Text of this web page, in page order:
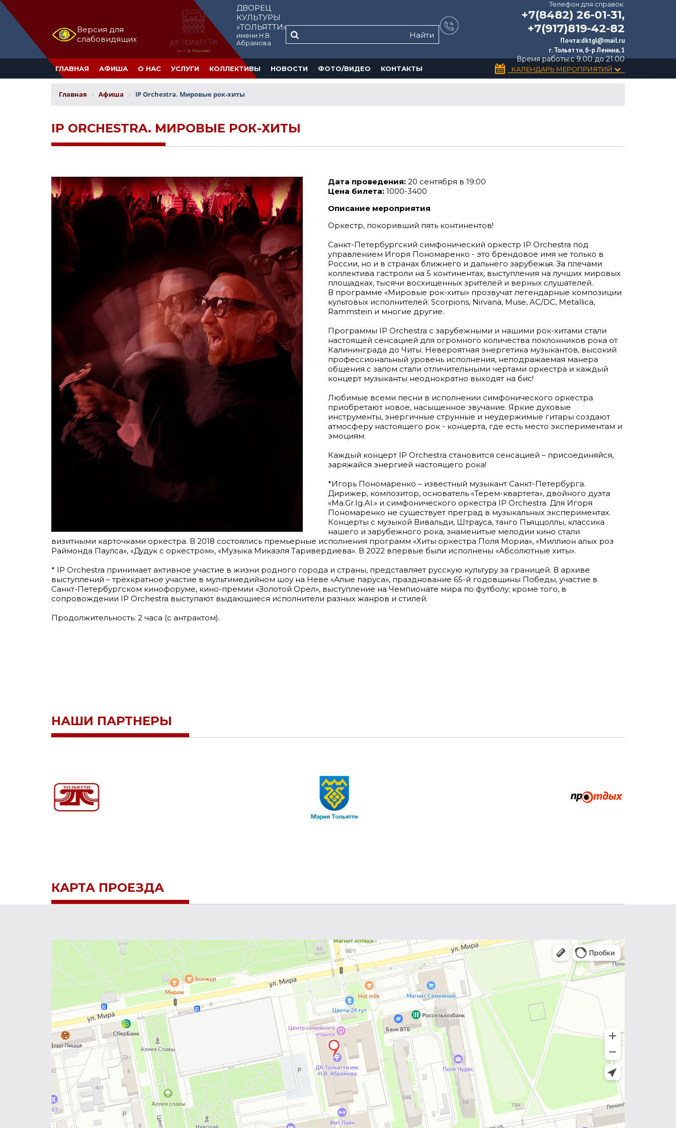
Версия для
слабовидящих
ДВОРЕЦ
КУЛЬТУРЫ
«ТОЛЬЯТТИ»
имени Н.В.
Абрамова
Найти
Телефон для справок:
+7(8482) 26-01-31,
+7(917)819-42-82
Почта:dktgl@mail.ru
г. Тольятти, б-р Ленина, 1
Время работы:с 9.00 до 21.00
ГЛАВНАЯ АФИША О НАС УСЛУГИ КОЛЛЕКТИВЫ НОВОСТИ ФОТО/ВИДЕО КОНТАКТЫ КАЛЕНДАРЬ МЕРОПРИЯТИЙ
Главная Афиша IP Orchestra. Мировые рок-хиты
IP ORCHESTRA. МИРОВЫЕ РОК-ХИТЫ
Дата проведения: 20 сентября в 19:00
Цена билета: 1000-3400
Описание мероприятия
Оркестр, покоривший пять континентов!
Санкт-Петербургский симфонический оркестр IP Orchestra под
управлением Игоря Пономаренко - это брендовое имя не только в
России, но и в странах ближнего и дальнего зарубежья. За плечами
коллектива гастроли на 5 континентах, выступления на лучших мировых
площадках, тысячи восхищенных зрителей и верных слушателей.
В программе «Мировые рок-хиты» прозвучат легендарные композиции
культовых исполнителей: Scorpions, Nirvana, Muse, AC/DC, Metallica,
Rammstein и многие другие.
Программы IP Orchestra с зарубежными и нашими рок-хитами стали
настоящей сенсацией для огромного количества поклонников рока от
Калининграда до Читы. Невероятная энергетика музыкантов, высокий
профессиональный уровень исполнения, неподражаемая манера
общения с залом стали отличительными чертами оркестра и каждый
концерт музыканты неоднократно выходят на бис!
Любимые всеми песни в исполнении симфонического оркестра
приобретают новое, насыщенное звучание. Яркие духовые
инструменты, энергичные струнные и неудержимые гитары создают
атмосферу настоящего рок - концерта, где есть место экспериментам и
эмоциям.
Каждый концерт IP Orchestra становится сенсацией – присоединяйся,
заряжайся энергией настоящего рока!
*Игорь Пономаренко – известный музыкант Санкт-Петербурга.
Дирижер, композитор, основатель «Терем-квартета», двойного дуэта
«Ма.Gr.Ig.Al.» и симфонического оркестра IP Orchestra. Для Игоря
Пономаренко не существует преград в музыкальных экспериментах.
Концерты с музыкой Вивальди, Штрауса, танго Пьяццоллы, классика
нашего и зарубежного рока, знаменитые мелодии кино стали
визитными карточками оркестра. В 2018 состоялись премьерные исполнения программ «Хиты оркестра Поля Мориа», «Миллион алых роз
Раймонда Паулса», «Дудук с оркестром», «Музыка Микаэля Таривердиева». В 2022 впервые были исполнены «Абсолютные хиты».
* IP Orchestra принимает активное участие в жизни родного города и страны, представляет русскую культуру за границей. В архиве
выступлений – трёхкратное участие в мультимедийном шоу на Неве «Алые паруса», празднование 65-й годовщины Победы, участие в
Санкт-Петербургском кинофоруме, кино-премии «Золотой Орел», выступление на Чемпионате мира по футболу; кроме того, в
сопровождении IP Orchestra выступают выдающиеся исполнители разных жанров и стилей.
Продолжительность: 2 часа (с антрактом).
НАШИ ПАРТНЕРЫ
КАРТА ПРОЕЗДА